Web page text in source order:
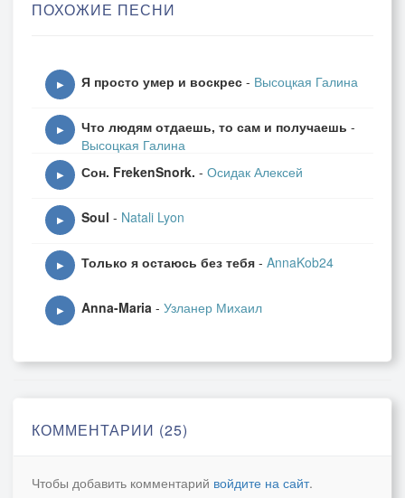
Наверно многие другие
Мы всё узнали о страданье
Мы проходили сложный путь
Решали жизненную суть
Жизнь такова, что не узнаем
Родиться, вырасти страдая
А в правде разные обличьи
По воле мудрости судьбы
ПОХОЖИЕ ПЕСНИ
▶ Я просто умер и воскрес - Высоцкая Галина
▶ Что людям отдаешь, то сам и получаешь -
Высоцкая Галина
▶ Сон. FrekenSnork. - Осидак Алексей
▶ Soul - Natali Lyon
▶ Только я остаюсь без тебя - AnnaKob24
▶ Anna-Maria - Узланер Михаил
КОММЕНТАРИИ (25)
Чтобы добавить комментарий войдите на сайт.